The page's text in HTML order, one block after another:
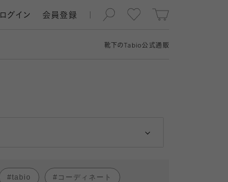
靴下の Tabio公式通販
ログイン 会員登録
tabio コーディネート